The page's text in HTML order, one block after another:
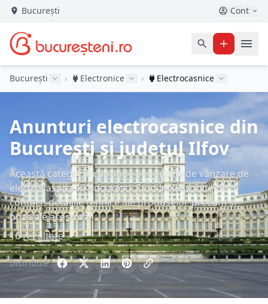
București Cont
București › Electronice › Electrocasnice
Anunturi electrocasnice din
București și județul Ilfov
Această categorie cuprinde anunțurile de vânzare de
electrocasnice în București. Sunt incluse date de
contact, detaliile tehnice ale produselor, precum și
poze ale acestora.
16 rezultate
Distribuie: